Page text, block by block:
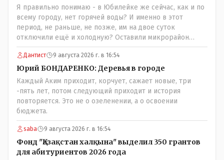
Я правильно понимаю - в Юбилейке же сейчас, как и по
всему городу, нет горячей воды? И именно в этот
период, не раньше, не позже, им на двое суток
отключили ещё и холодную? Оставили микрорайон
вообще без воды?
Дантист 9 августа 2026 г. в 16:54
Юрий БОНДАРЕНКО: Деревья в городе
Каждый Аким приходит, корчует, сажает новые, три
-пять лет, потом следующий приходит и история
повторяется. Это не о озеленении, а о освоении
бюджета.
saba 9 августа 2026 г. в 16:54
Фонд "Қазақстан халқына" выделил 350 грантов
для абитуриентов 2026 года